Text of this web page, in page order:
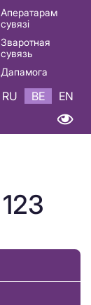
Аператарам
сувязі
Зваротная
сувязь
Дапамога
RU BE EN
123